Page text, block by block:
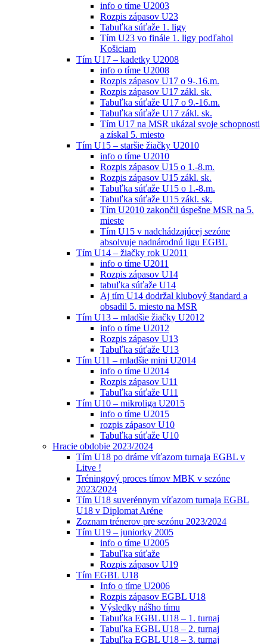
info o tíme U2003
Rozpis zápasov U23
Tabuľka súťaže 1. ligy
Tím U23 vo finále 1. ligy podľahol
Košiciam
Tím U17 – kadetky U2008
info o tíme U2008
Rozpis zápasov U17 o 9-.16.m.
Rozpis zápasov U17 zákl. sk.
Tabuľka súťaže U17 o 9.-16.m.
Tabuľka súťaže U17 zákl. sk.
Tím U17 na MSR ukázal svoje schopnosti
a získal 5. miesto
Tím U15 – staršie žiačky U2010
info o tíme U2010
Rozpis zápasov U15 o 1.-8.m.
Rozpis zápasov U15 zákl. sk.
Tabuľka súťaže U15 o 1.-8.m.
Tabuľka súťaže U15 zákl. sk.
Tím U2010 zakončil úspešne MSR na 5.
mieste
Tím U15 v nadchádzajúcej sezóne
absolvuje nadnárodnú ligu EGBL
Tím U14 – žiačky rok U2011
info o tíme U2011
Rozpis zápasov U14
tabuľka súťaže U14
Aj tím U14 dodržal klubový štandard a
obsadil 5. miesto na MSR
Tím U13 – mladšie žiačky U2012
info o tíme U2012
Rozpis zápasov U13
Tabuľka súťaže U13
Tím U11 – mladšie mini U2014
info o tíme U2014
Rozpis zápasov U11
Tabuľka súťaže U11
Tím U10 – mikroliga U2015
info o tíme U2015
rozpis zápasov U10
Tabuľka súťaže U10
Hracie obdobie 2023/2024
Tím U18 po dráme víťazom turnaja EGBL v
Litve !
Tréningový proces tímov MBK v sezóne
2023/2024
Tím U18 suverénnym víťazom turnaja EGBL
U18 v Diplomat Aréne
Zoznam trénerov pre sezónu 2023/2024
Tím U19 – juniorky 2005
info o tíme U2005
Tabuľka súťaže
Rozpis zápasov U19
Tím EGBL U18
Info o tíme U2006
Rozpis zápasov EGBL U18
Výsledky nášho tímu
Tabuľka EGBL U18 – 1. turnaj
Tabuľka EGBL U18 – 2. turnaj
Tabuľka EGBL U18 – 3. turnaj